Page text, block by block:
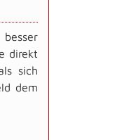
direkt
sich
dem